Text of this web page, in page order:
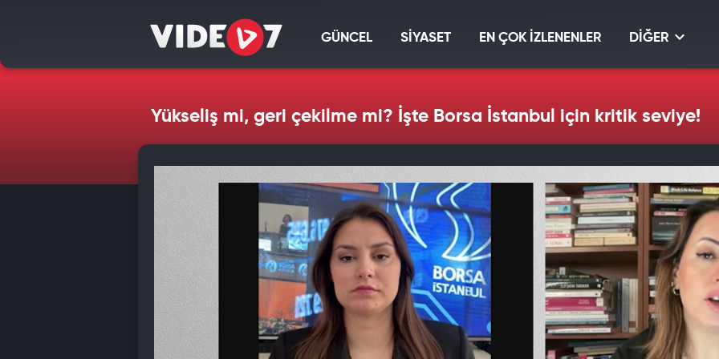
GÜNCEL SİYASET EN ÇOK İZLENENLER DİĞER
Yükseliş mi, geri çekilme mi? İşte Borsa İstanbul için kritik seviye!